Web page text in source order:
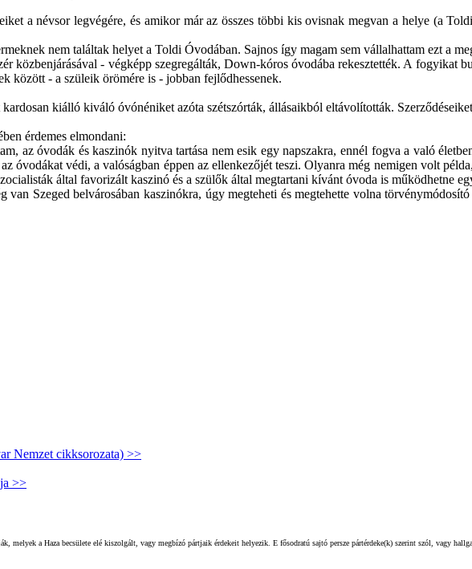
a névsor legvégére, és amikor már az összes többi kis ovisnak megvan a helye (a
nem találtak helyet a Toldi Óvodában. Sajnos így magam sem vállalhattam ezt a
közbenjárásával - végképp szegregálták, Down-kóros óvodába rekesztették. A fogyikat
között - a szüleik örömére is - jobban fejlődhessenek.
kiálló kiváló óvónéniket azóta szétszórták, állásaikból eltávolították.
érdemes elmondani:
az óvodák és kaszinók nyitva tartása nem esik egy napszakra, ennél fogva a való
óvodákat védi, a valóságban éppen az ellenkezőjét teszi. Olyanra még nemigen volt
által favorizált kaszinó és a szülők által megtartani kívánt óvoda is működhetne
van Szeged belvárosában kaszinókra, úgy megteheti és megtehette volna
Nemzet cikksorozata) >>
>>
melyek a Haza becsülete elé kiszolgált, vagy megbízó pártjaik érdekeit helyezik. E fősodratú sajtó persze pártérdeke(k) szerint szól, vagy